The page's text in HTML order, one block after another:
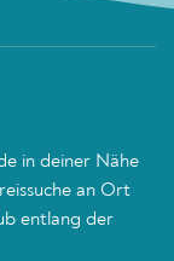
in deiner Nähe
an Ort
entlang der